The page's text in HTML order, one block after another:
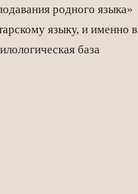
родного языка»
языку, и именно в
база